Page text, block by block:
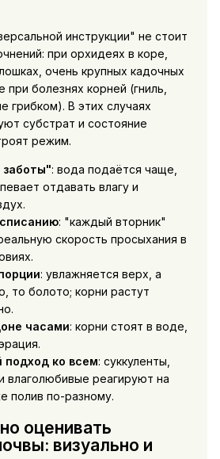
инструкции" не стоит
при орхидеях в коре,
очень крупных кадочных
при болезнях корней (гниль,
грибком). В этих случаях
субстрат и состояние
режим.
заботы": вода подаётся чаще,
отдавать влагу и
: "каждый вторник"
скорость просыхания в
: увлажняется верх, а
то болото; корни растут
часами: корни стоят в воде,
подход ко всем: суккуленты,
влаголюбивые реагируют на
полив по-разному.
оценивать
визуально и